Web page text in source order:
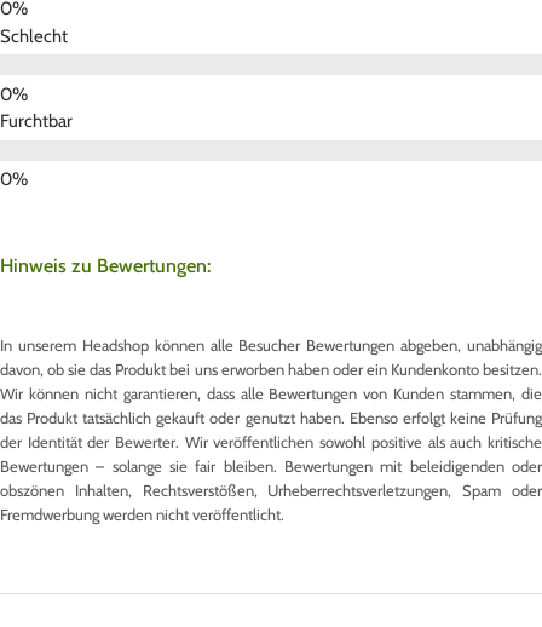
Schlecht
Furchtbar
Hinweis zu Bewertungen:
In unserem Headshop können alle Besucher Bewertungen abgeben, unabhängig
davon, ob sie das Produkt bei uns erworben haben oder ein Kundenkonto besitzen.
Wir können nicht garantieren, dass alle Bewertungen von Kunden stammen, die
das Produkt tatsächlich gekauft oder genutzt haben. Ebenso erfolgt keine Prüfung
der Identität der Bewerter. Wir veröffentlichen sowohl positive als auch kritische
Bewertungen – solange sie fair bleiben. Bewertungen mit beleidigenden oder
obszönen Inhalten, Rechtsverstößen, Urheberrechtsverletzungen, Spam oder
Fremdwerbung werden nicht veröffentlicht.